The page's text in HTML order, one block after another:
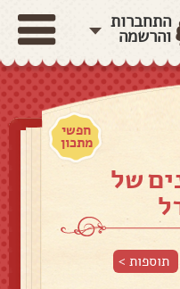
התחברות
והרשמה
חפשי
מתכון
של
תוספות>